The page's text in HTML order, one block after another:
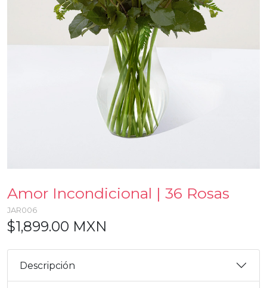
Amor Incondicional | 36 Rosas
JAR006
$1,899.00 MXN
Descripción